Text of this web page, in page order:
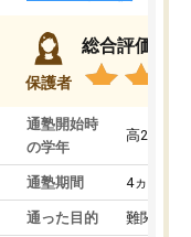
保護者
総合評価
通塾開始時
の学年
高2
通塾期間 4ヵ月～1
通った目的 難関私立